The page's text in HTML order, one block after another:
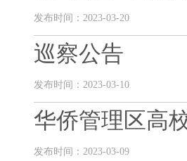
发布时间：2023-03-20
巡察公告
发布时间：2023-03-10
华侨管理区高
发布时间：2023-03-09